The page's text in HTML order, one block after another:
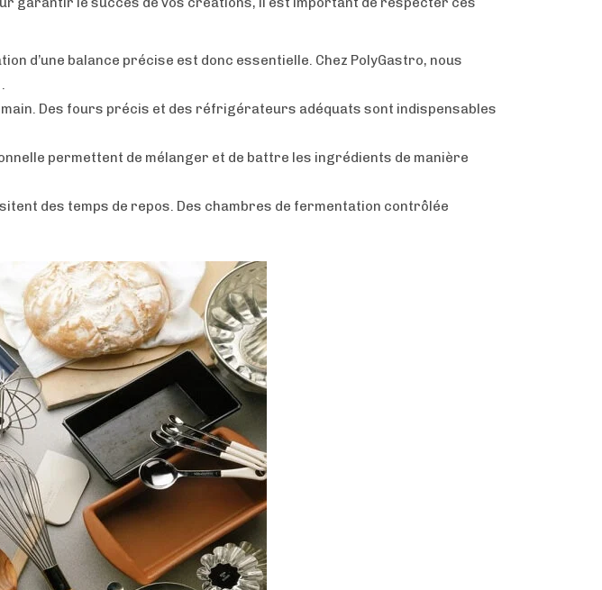
d’une balance précise est donc essentielle. Chez PolyGastro, nous
Des fours précis et des réfrigérateurs adéquats sont indispensables
permettent de mélanger et de battre les ingrédients de manière
des temps de repos. Des chambres de fermentation contrôlée